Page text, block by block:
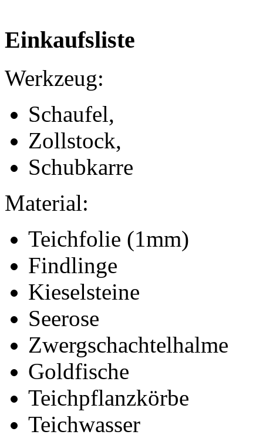
Einkaufsliste
Werkzeug:
Schaufel,
Zollstock,
Schubkarre
Material:
Teichfolie (1mm)
Findlinge
Kieselsteine
Seerose
Zwergschachtelhalme
Goldfische
Teichpflanzkörbe
Teichwasser